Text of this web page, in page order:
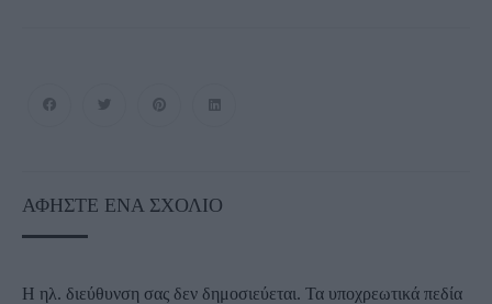
ΑΦΉΣΤΕ ΈΝΑ ΣΧΌΛΙΟ
Η ηλ. διεύθυνση σας δεν δημοσιεύεται. Τα υποχρεωτικά πεδία